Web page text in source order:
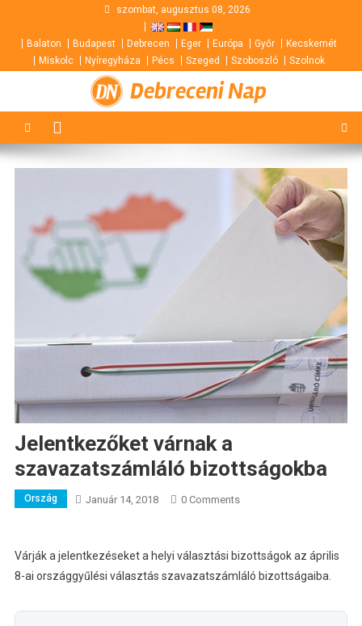
content
szombat, augusztus 08, 2026
Balaton Budapest Debrecen Eger Európa Győr
Kecskemét
Miskolc
Nyíregyháza Pécs Szeged Szoboszló Szolnok
Debreceni Nap
Jelentkezőket várnak a
szavazatszámláló bizottságokba
Ország Január 14, 2018 0 Comments
Várják a jelentkezéseket a helyi választási bizottságok az április
8-ai országgyűlési választás szavazatszámláló bizottságaiba.